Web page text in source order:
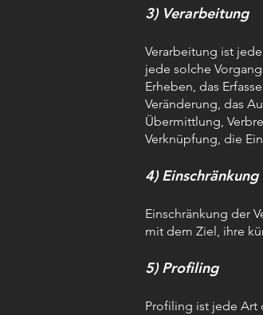
3) Verarbeitung
Verarbeitung ist
jede solche
Erheben, das
Veränderung, das
Übermittlung,
Verknüpfung, die
4)
Einschränkung der
mit dem Ziel, ihre
5) Profiling
Profiling ist jede Art